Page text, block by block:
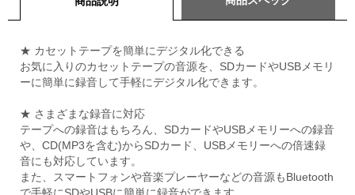
★ カセットテープを簡単にデジタル化できる
お気に入りのカセットテープの音源を、SDカードやUSBメモリ
ーに簡単に録音して手軽にデジタル化できます。
★ さまざまな録音に対応
テープへの録音はもちろん、SDカードやUSBメモリーへの録音
や、CD(MP3を含む)からSDカード、USBメモリーへの倍速録
音にも対応しています。
また、スマートフォンや音楽プレーヤーなどの音源もBluetooth